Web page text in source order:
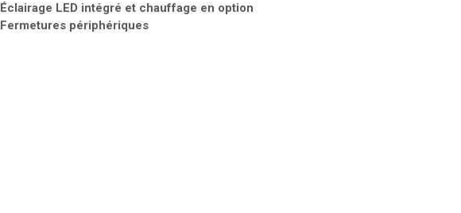
Éclairage LED intégré et chauffage en option
Fermetures périphériques